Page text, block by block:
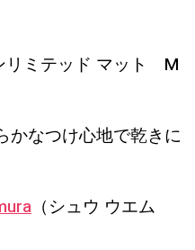
リミテッド マット M
かなつけ心地で乾きに
（シュウ ウエム